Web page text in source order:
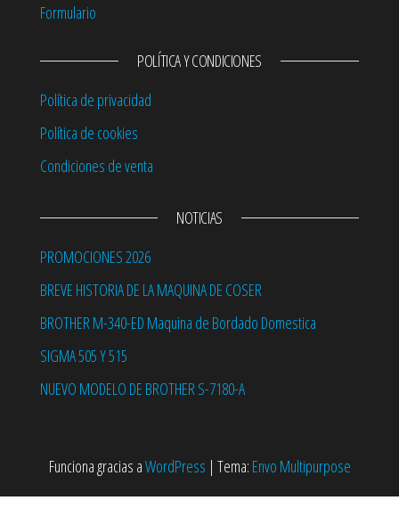
Formulario
POLÍTICA Y CONDICIONES
Política de privacidad
Política de cookies
Condiciones de venta
NOTICIAS
PROMOCIONES 2026
BREVE HISTORIA DE LA MAQUINA DE COSER
BROTHER M-340-ED Maquina de Bordado Domestica
SIGMA 505 Y 515
NUEVO MODELO DE BROTHER S-7180-A
Funciona gracias aWordPress | Tema: Envo Multipurpose